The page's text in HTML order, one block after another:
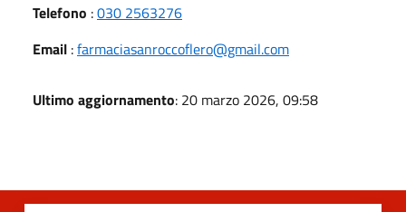
Telefono :030 2563276
Email :farmaciasanroccoflero@gmail.com
Ultimo aggiornamento: 20 marzo 2026, 09:58